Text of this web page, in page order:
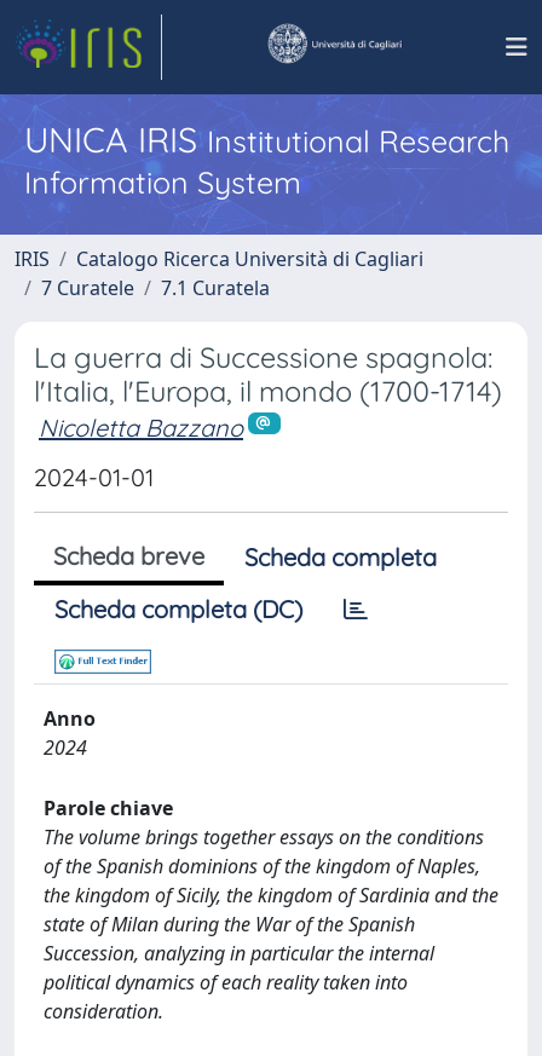
UNICA IRISInstitutional Research
Information System
IRIS
Catalogo Ricerca Università di Cagliari
7 Curatele
7.1 Curatela
La guerra di Successione spagnola:
l'Italia, l'Europa, il mondo (1700-1714)
Nicoletta Bazzano
2024-01-01
Scheda breve
Scheda completa
Scheda completa (DC)
Anno
2024
Parole chiave
The volume brings together essays on the conditions
of the Spanish dominions of the kingdom of Naples,
the kingdom of Sicily, the kingdom of Sardinia and the
state of Milan during the War of the Spanish
Succession, analyzing in particular the internal
political dynamics of each reality taken into
consideration.